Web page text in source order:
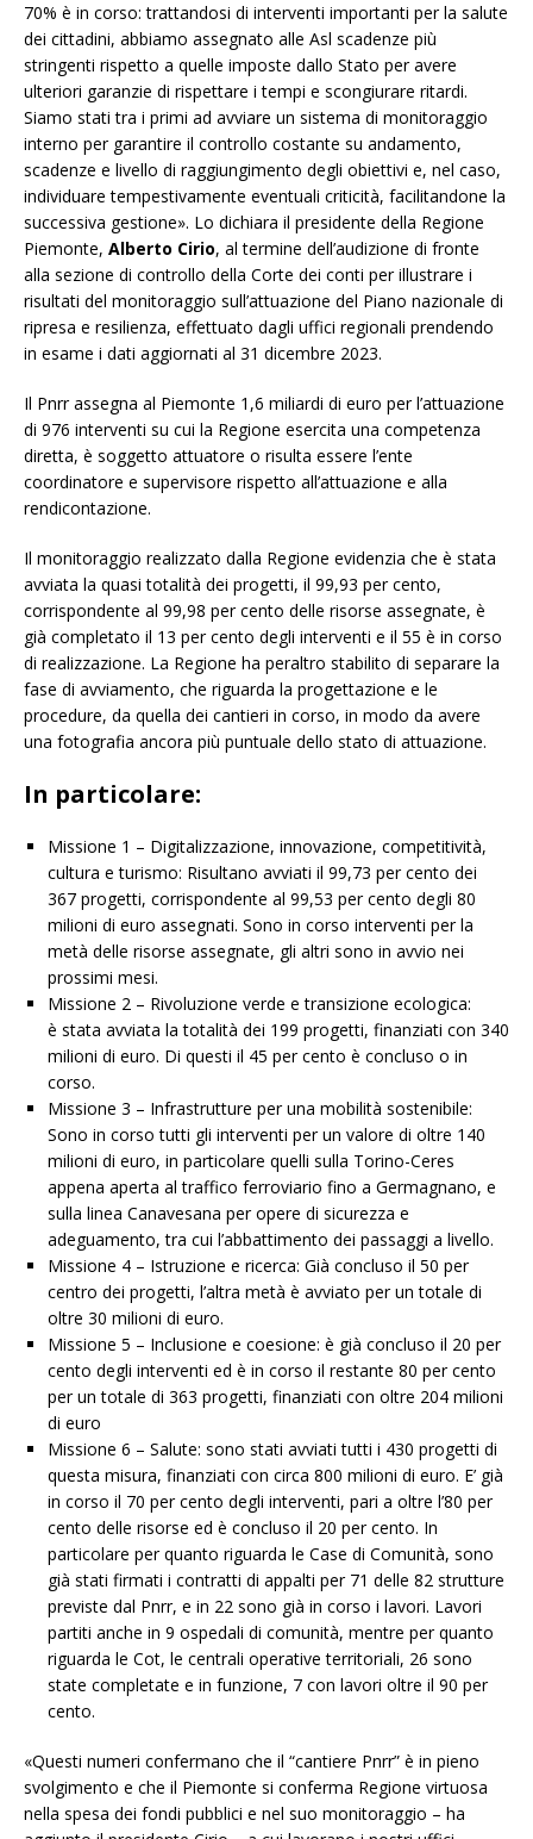
70% è in corso: trattandosi di interventi importanti per la salute
dei cittadini, abbiamo assegnato alle Asl scadenze più
stringenti rispetto a quelle imposte dallo Stato per avere
ulteriori garanzie di rispettare i tempi e scongiurare ritardi.
Siamo stati tra i primi ad avviare un sistema di monitoraggio
interno per garantire il controllo costante su andamento,
scadenze e livello di raggiungimento degli obiettivi e, nel caso,
individuare tempestivamente eventuali criticità, facilitandone la
successiva gestione». Lo dichiara il presidente della Regione
Piemonte, Alberto Cirio, al termine dell’audizione di fronte
alla sezione di controllo della Corte dei conti per illustrare i
risultati del monitoraggio sull’attuazione del Piano nazionale di
ripresa e resilienza, effettuato dagli uffici regionali prendendo
in esame i dati aggiornati al 31 dicembre 2023.
Il Pnrr assegna al Piemonte 1,6 miliardi di euro per l’attuazione
di 976 interventi su cui la Regione esercita una competenza
diretta, è soggetto attuatore o risulta essere l’ente
coordinatore e supervisore rispetto all’attuazione e alla
rendicontazione.
Il monitoraggio realizzato dalla Regione evidenzia che è stata
avviata la quasi totalità dei progetti, il 99,93 per cento,
corrispondente al 99,98 per cento delle risorse assegnate, è
già completato il 13 per cento degli interventi e il 55 è in corso
di realizzazione. La Regione ha peraltro stabilito di separare la
fase di avviamento, che riguarda la progettazione e le
procedure, da quella dei cantieri in corso, in modo da avere
una fotografia ancora più puntuale dello stato di attuazione.
In particolare:
Missione 1 – Digitalizzazione, innovazione, competitività,
cultura e turismo: Risultano avviati il 99,73 per cento dei
367 progetti, corrispondente al 99,53 per cento degli 80
milioni di euro assegnati. Sono in corso interventi per la
metà delle risorse assegnate, gli altri sono in avvio nei
prossimi mesi.
Missione 2 – Rivoluzione verde e transizione ecologica:
è stata avviata la totalità dei 199 progetti, finanziati con 340
milioni di euro. Di questi il 45 per cento è concluso o in
corso.
Missione 3 – Infrastrutture per una mobilità sostenibile:
Sono in corso tutti gli interventi per un valore di oltre 140
milioni di euro, in particolare quelli sulla Torino-Ceres
appena aperta al traffico ferroviario fino a Germagnano, e
sulla linea Canavesana per opere di sicurezza e
adeguamento, tra cui l’abbattimento dei passaggi a livello.
Missione 4 – Istruzione e ricerca: Già concluso il 50 per
centro dei progetti, l’altra metà è avviato per un totale di
oltre 30 milioni di euro.
Missione 5 – Inclusione e coesione: è già concluso il 20 per
cento degli interventi ed è in corso il restante 80 per cento
per un totale di 363 progetti, finanziati con oltre 204 milioni
di euro
Missione 6 – Salute: sono stati avviati tutti i 430 progetti di
questa misura, finanziati con circa 800 milioni di euro. E’ già
in corso il 70 per cento degli interventi, pari a oltre l’80 per
cento delle risorse ed è concluso il 20 per cento. In
particolare per quanto riguarda le Case di Comunità, sono
già stati firmati i contratti di appalti per 71 delle 82 strutture
previste dal Pnrr, e in 22 sono già in corso i lavori. Lavori
partiti anche in 9 ospedali di comunità, mentre per quanto
riguarda le Cot, le centrali operative territoriali, 26 sono
state completate e in funzione, 7 con lavori oltre il 90 per
cento.
«Questi numeri confermano che il “cantiere Pnrr” è in pieno
svolgimento e che il Piemonte si conferma Regione virtuosa
nella spesa dei fondi pubblici e nel suo monitoraggio – ha